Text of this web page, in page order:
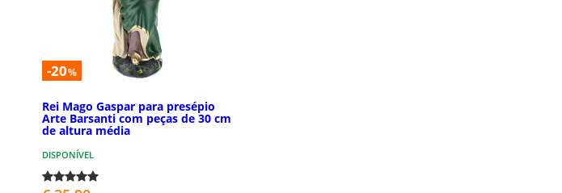
-20%
Rei Mago Gaspar para presépio
Arte Barsanti com peças de 30 cm
de altura média
DISPONÍVEL